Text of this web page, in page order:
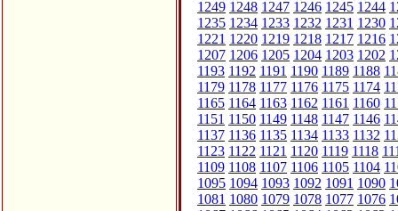
1249 1248 1247 1246 1245 1244
1235 1234 1233 1232 1231 1230
1221 1220 1219 1218 1217 1216
1207 1206 1205 1204 1203 1202
1193 1192 1191 1190 1189 1188
1179 1178 1177 1176 1175 1174
1165 1164 1163 1162 1161 1160
1151 1150 1149 1148 1147 1146
1137 1136 1135 1134 1133 1132
1123 1122 1121 1120 1119 1118
1109 1108 1107 1106 1105 1104
1095 1094 1093 1092 1091 1090
1081 1080 1079 1078 1077 1076